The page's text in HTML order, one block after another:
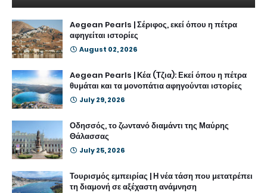
Aegean Pearls | Σέριφος, εκεί όπου η πέτρα
αφηγείται ιστορίες
August 02, 2026
Aegean Pearls | Κέα (Τζια): Εκεί όπου η πέτρα
θυμάται και τα μονοπάτια αφηγούνται ιστορίες
July 29, 2026
Οδησσός, το ζωντανό διαμάντι της Μαύρης
Θάλασσας
July 25, 2026
Τουρισμός εμπειρίας | Η νέα τάση που μετατρέπει
τη διαμονή σε αξέχαστη ανάμνηση